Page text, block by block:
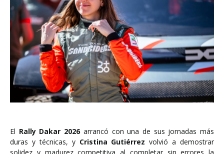
El Rally Dakar 2026 arrancó con una de sus jornadas más
duras y técnicas, y Cristina Gutiérrez volvió a demostrar